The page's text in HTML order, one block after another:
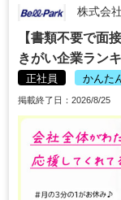
株式会
【書類不要で面
きがい企業ラン
正社員 かんた
掲載終了日：2026/8/25